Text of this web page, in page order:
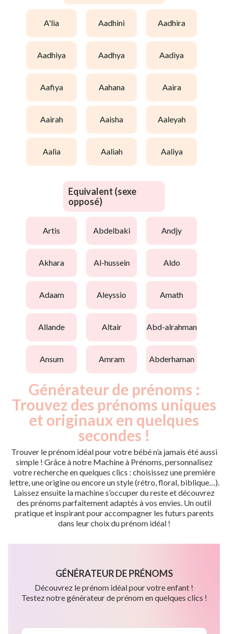
a'lia aadhini aadhira
aadhiya aadhya aadiya
aafiya aahana aaira
aairah aaisha aaleyah
aalia aaliah aaliya
Equivalent (sexe
opposé)
artis abdelbaki andjy
akhara al-hussein aldo
adaam aleyssio amath
allande altair abd-alrahman
ansum amram abderhaman
Générateur de prénoms :
Trouvez des prénoms uniques
et originaux en quelques
secondes !
Trouver le prénom idéal pour votre bébé n’a jamais été aussi
simple ! Grâce à notre Machine à Prénoms, personnalisez
votre recherche en quelques clics : choisissez une première
lettre, une origine ou encore un style (rétro, floral, biblique…).
Laissez ensuite la machine s’occuper du reste et découvrez
des prénoms parfaitement adaptés à vos envies. Un outil
pratique et inspirant pour accompagner les futurs parents
dans leur choix du prénom idéal !
GÉNÉRATEUR DE PRÉNOMS
Découvrez le prénom idéal pour votre enfant !
Testez notre générateur de prénom en quelques clics !